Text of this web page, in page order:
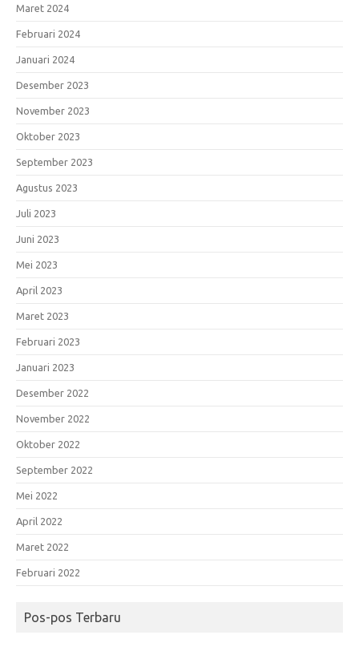
Maret 2024
Februari 2024
Januari 2024
Desember 2023
November 2023
Oktober 2023
September 2023
Agustus 2023
Juli 2023
Juni 2023
Mei 2023
April 2023
Maret 2023
Februari 2023
Januari 2023
Desember 2022
November 2022
Oktober 2022
September 2022
Mei 2022
April 2022
Maret 2022
Februari 2022
Pos-pos Terbaru